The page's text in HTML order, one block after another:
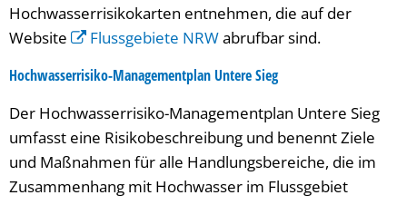
Hochwasserrisikokarten entnehmen, die auf der
Website
Flussgebiete NRWabrufbar sind.
Hochwasserrisiko-Managementplan Untere Sieg
Der Hochwasserrisiko-Managementplan Untere Sieg
umfasst eine Risikobeschreibung und benennt Ziele
und Maßnahmen für alle Handlungsbereiche, die im
Zusammenhang mit Hochwasser im Flussgebiet